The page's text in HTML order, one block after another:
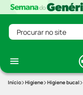
Procurar no site
Higiene Higiene bucal